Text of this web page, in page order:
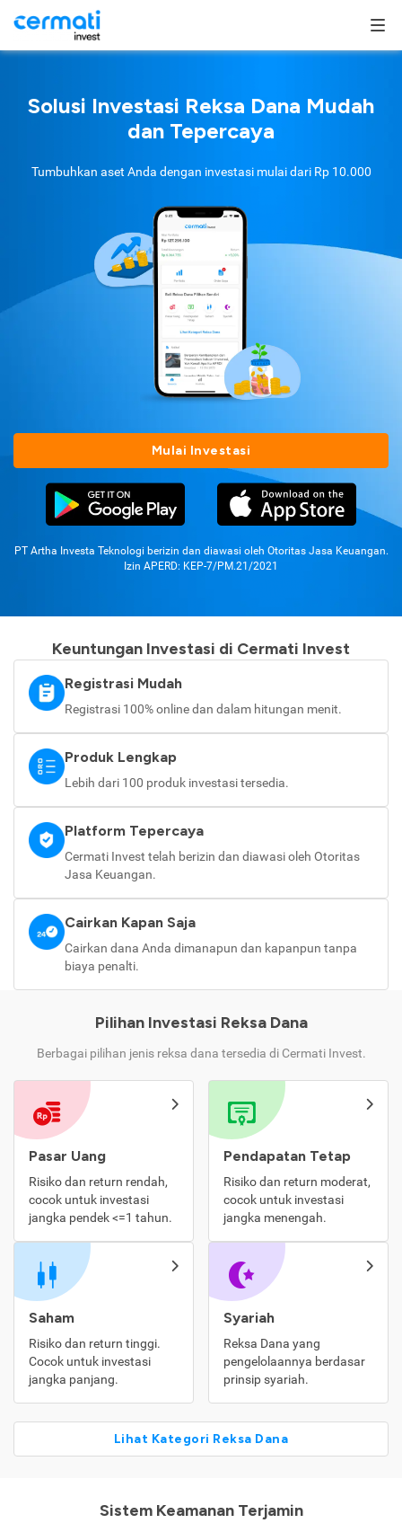
Solusi Investasi Reksa Dana Mudah
dan Tepercaya
Tumbuhkan aset Anda dengan investasi mulai dari Rp 10.000
Mulai Investasi
PT Artha Investa Teknologi berizin dan diawasi oleh Otoritas Jasa Keuangan.
Izin APERD: KEP-7/PM.21/2021
Keuntungan Investasi di Cermati Invest
Registrasi Mudah
Registrasi 100% online dan dalam hitungan menit.
Produk Lengkap
Lebih dari 100 produk investasi tersedia.
Platform Tepercaya
Cermati Invest telah berizin dan diawasi oleh Otoritas
Jasa Keuangan.
Cairkan Kapan Saja
Cairkan dana Anda dimanapun dan kapanpun tanpa
biaya penalti.
Pilihan Investasi Reksa Dana
Berbagai pilihan jenis reksa dana tersedia di Cermati Invest.
Pasar Uang
Risiko dan return rendah,
cocok untuk investasi
jangka pendek <=1 tahun.
Pendapatan Tetap
Risiko dan return moderat,
cocok untuk investasi
jangka menengah.
Saham
Risiko dan return tinggi.
Cocok untuk investasi
jangka panjang.
Syariah
Reksa Dana yang
pengelolaannya berdasar
prinsip syariah.
Lihat Kategori Reksa Dana
Sistem Keamanan Terjamin